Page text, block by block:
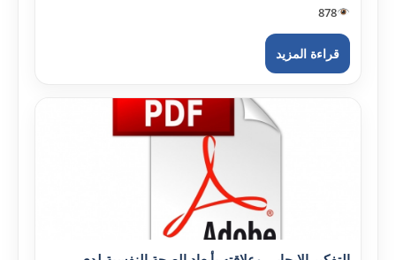
878
قراءة المزيد